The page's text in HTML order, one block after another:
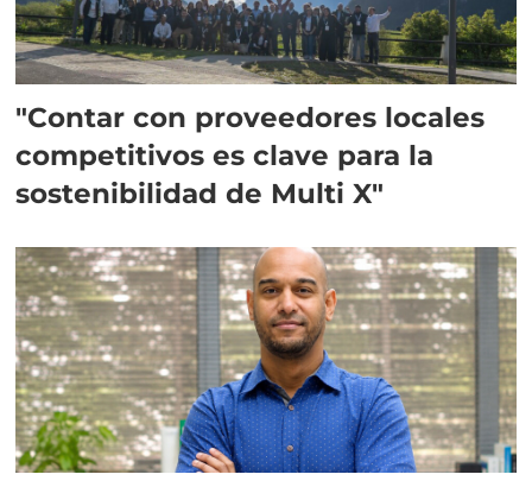
"Contar con proveedores locales
competitivos es clave para la
sostenibilidad de Multi X"